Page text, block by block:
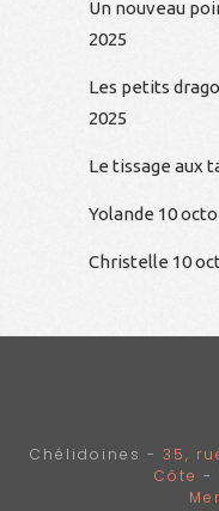
Un nouveau
2025
Les petits
2025
Le tissage aux
Yolande 10
Christelle 10
Chélidoines - 35,
Côte -